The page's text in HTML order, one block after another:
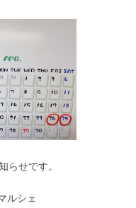
らせです。
ルシェ